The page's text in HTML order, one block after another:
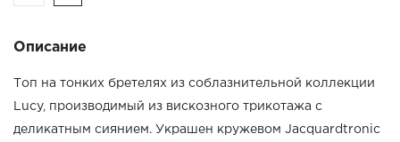
Описание
Топ на тонких бретелях из соблазнительной коллекции
Lucy, производимый из вискозного трикотажа с
деликатным сиянием. Украшен кружевом Jacquardtronic